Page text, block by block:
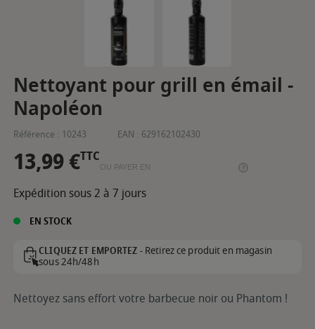
Nettoyant pour grill en émail -
Napoléon
Référence : 10243 EAN : 629162102430
13,99 €TTC
OU PAYER EN
Expédition sous 2 à 7 jours
EN STOCK
CLIQUEZ ET EMPORTEZ -Retirez ce produit en magasin
sous 24h/48h
Nettoyez sans effort votre barbecue noir ou Phantom !